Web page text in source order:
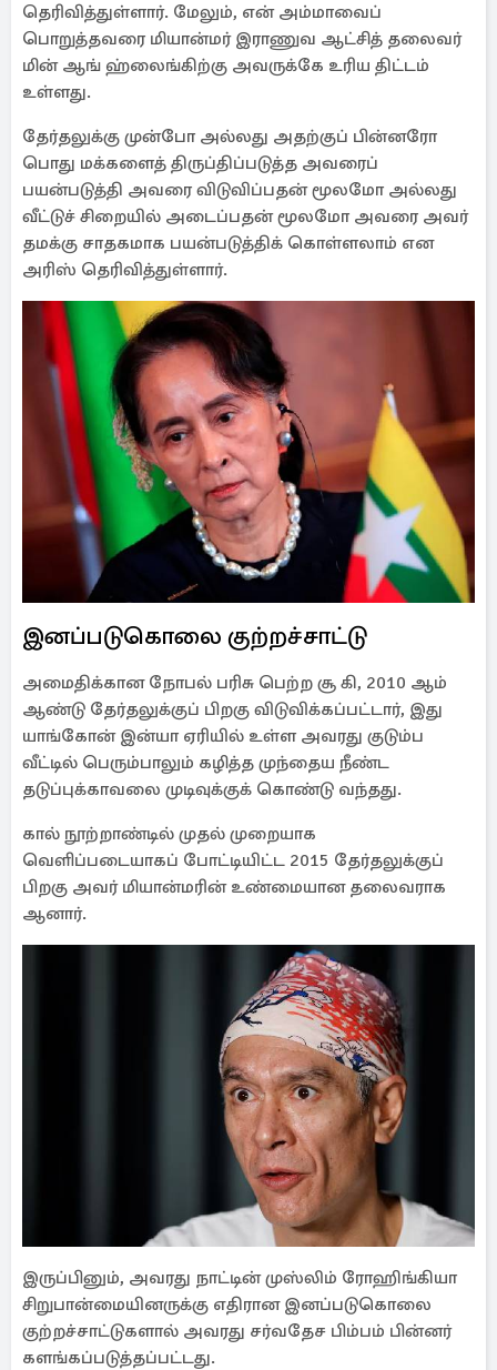
தெரிவித்துள்ளார். மேலும், என் அம்மாவைப்
பொறுத்தவரை மியான்மர் இராணுவ ஆட்சித் தலைவர்
மின் ஆங் ஹ்லைங்கிற்கு அவருக்கே உரிய திட்டம்
உள்ளது.
தேர்தலுக்கு முன்போ அல்லது அதற்குப் பின்னரோ
பொது மக்களைத் திருப்திப்படுத்த அவரைப்
பயன்படுத்தி அவரை விடுவிப்பதன் மூலமோ அல்லது
வீட்டுச் சிறையில் அடைப்பதன் மூலமோ அவரை அவர்
தமக்கு சாதகமாக பயன்படுத்திக் கொள்ளலாம் என
அரிஸ் தெரிவித்துள்ளார்.
இனப்படுகொலை குற்றச்சாட்டு
அமைதிக்கான நோபல் பரிசு பெற்ற சூ கி, 2010 ஆம்
ஆண்டு தேர்தலுக்குப் பிறகு விடுவிக்கப்பட்டார், இது
யாங்கோன் இன்யா ஏரியில் உள்ள அவரது குடும்ப
வீட்டில் பெரும்பாலும் கழித்த முந்தைய நீண்ட
தடுப்புக்காவலை முடிவுக்குக் கொண்டு வந்தது.
கால் நூற்றாண்டில் முதல் முறையாக
வெளிப்படையாகப் போட்டியிட்ட 2015 தேர்தலுக்குப்
பிறகு அவர் மியான்மரின் உண்மையான தலைவராக
ஆனார்.
இருப்பினும், அவரது நாட்டின் முஸ்லிம் ரோஹிங்கியா
சிறுபான்மையினருக்கு எதிரான இனப்படுகொலை
குற்றச்சாட்டுகளால் அவரது சர்வதேச பிம்பம் பின்னர்
களங்கப்படுத்தப்பட்டது.